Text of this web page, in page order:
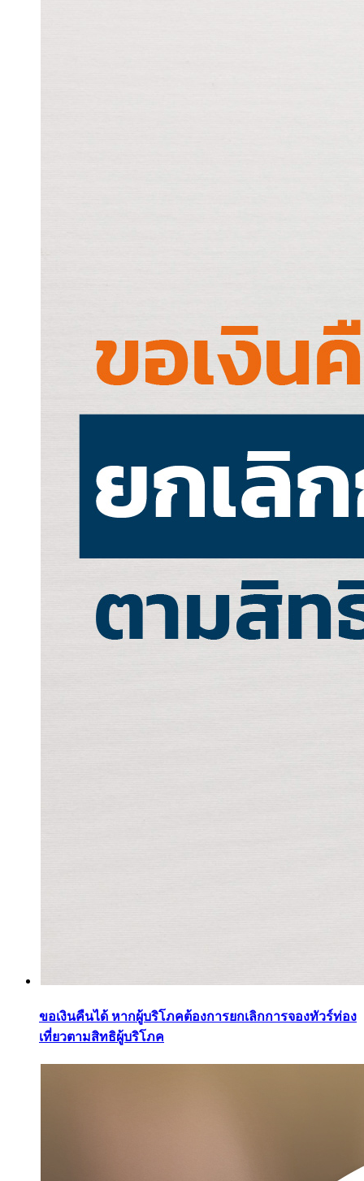
ขอเงินคืนได้ หากผู้บริโภคต้องการยกเลิกการจองทัวร์ท่อง
เที่ยวตามสิทธิผู้บริโภค